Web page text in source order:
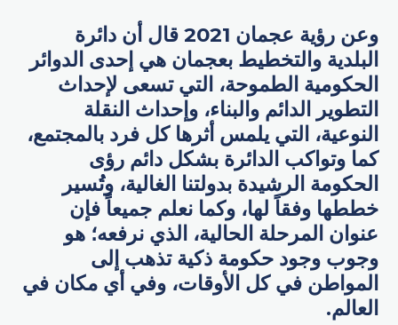
وعن رؤية عجمان 2021 قال أن دائرة
البلدية والتخطيط بعجمان هي إحدى الدوائر
الحكومية الطموحة، التي تسعى لإحداث
التطوير الدائم والبناء، وإحداث النقلة
النوعية، التي يلمس أثرها كل فرد بالمجتمع،
كما وتواكب الدائرة بشكل دائم رؤى
الحكومة الرشيدة بدولتنا الغالية، وتُسير
خططها وفقاً لها، وكما نعلم جميعاً فإن
عنوان المرحلة الحالية، الذي نرفعه؛ هو
وجوب وجود حكومة ذكية تذهب إلى
المواطن في كل الأوقات، وفي أي مكان في
العالم.